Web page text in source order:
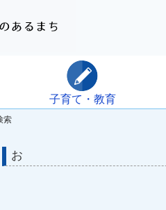
子育て・教育
索
お